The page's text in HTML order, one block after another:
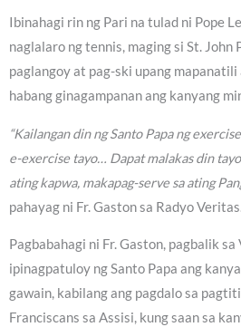
Ibinahagi rin ng Pari na tulad ni Pope
naglalaro ng tennis, maging si St. John
paglangoy at pag-ski upang
habang ginagampanan ang kanyang
“Kailangan din ng Santo Papa ng
e-exercise tayo… Dapat malakas din
ating kapwa, makapag-serve sa ating
pahayag ni Fr. Gaston sa Radyo
Pagbabahagi ni Fr. Gaston, pagbalik sa
ipinagpatuloy ng Santo Papa ang
gawain, kabilang ang pagdalo sa
Franciscans sa Assisi, kung saan sa